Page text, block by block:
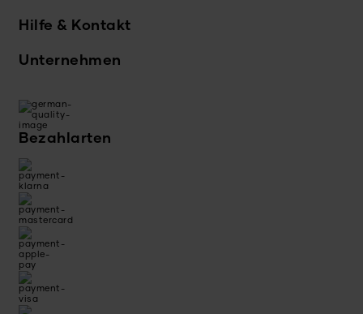
Hilfe & Kontakt
Unternehmen
Bezahlarten